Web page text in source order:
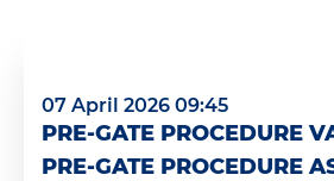
07 April 2026 09:45
PRE-GATE PROCEDURE
PRE-GATE PROCEDURE